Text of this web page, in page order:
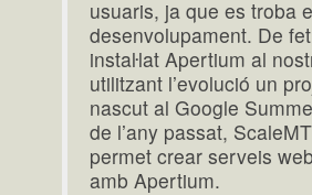
usuaris, ja que es troba
desenvolupament. De
instaŀlat Apertium al
utilitzant l’evolució un
nascut al Google
de l’any passat, ScaleMT
permet crear serveis
amb Apertium.